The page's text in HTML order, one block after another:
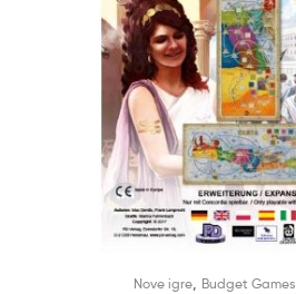
Nove igre Budget Games